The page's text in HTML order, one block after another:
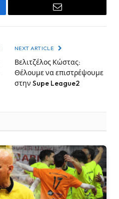
Email
NEXT ARTICLE
Βελιτζέλος Κώστας:
Θέλουμε να επιστρέψουμε
στην Supe League2